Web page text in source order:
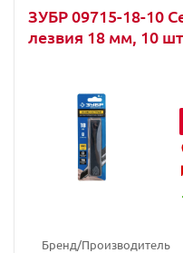
ЗУБР 09715-18-10
лезвия 18 мм, 10
Бренд/Производитель